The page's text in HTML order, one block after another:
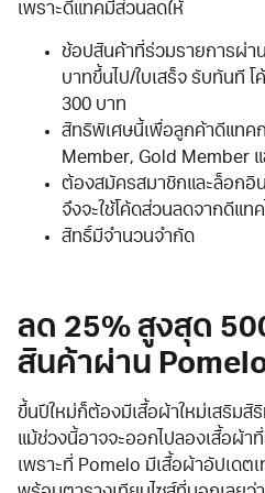
เพราะดีแทคมีส่วนลดให้
ช้อปสินค้าที่ร่วมรายการผ่า
บาทขึ้นไป/ใบเสร็จ รับทันที
300 บาท
สิทธิพิเศษนี้เพื่อลูกค้าดีแทค
Member, Gold Member
ต้องสมัครสมาชิกและล็อกอิ
จึงจะใช้โค้ดส่วนลดจากดีแท
สิทธิ์มีจำนวนจำกัด
ลด 25% สูงสุด
สินค้าผ่าน
ขึ้นปีใหม่ก็ต้องมีเสื้อผ้าใหม่เสริมสิ
แม้ช่วงนี้อาจจะออกไปลองเสื้อผ้าที่
เพราะที่ Pomelo มีเสื้อผ้าอัปเดต